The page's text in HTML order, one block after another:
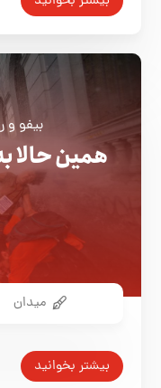
‌بیفو و
همین حالا
میدان
بیشتر بخوانید